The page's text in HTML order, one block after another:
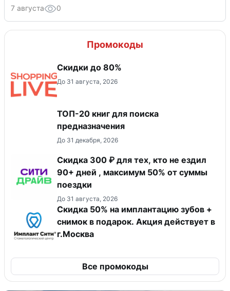
7 августа 0
Промокоды
Скидки до 80%
До 31 августа, 2026
ТОП-20 книг для поиска
предназначения
До 31 декабря, 2026
Скидка 300 ₽ для тех, кто не ездил
90+ дней , максимум 50% от суммы
поездки
До 31 августа, 2026
Скидка 50% на имплантацию зубов +
снимок в подарок. Акция действует в
г.Москва
Все промокоды